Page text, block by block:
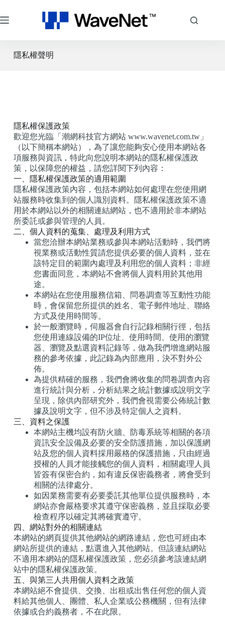
隱私權聲明
隱私權保護政策
歡迎您光臨「潮網科技官方網站 www.wavenet.com.tw」
（以下簡稱本網站），為了讓您能夠安心使用本網站各
項服務與資訊，特此向您說明本網站的隱私權保護政
策，以保障您的權益，請您詳閱下列內容：
一、隱私權保護政策的適用範圍
隱私權保護政策內容，包括本網站如何處理在您使用網
站服務時收集到的個人識別資料。隱私權保護政策不適
用於本網站以外的相關連結網站，也不適用於非本網站
所委託或參與管理的人員。
二、個人資料的蒐集、處理及利用方式
當您洽辦本網站業務或參與本網站活動時，我們將
視業務或活動性質請您提供必要的個人資料，並在
該特定目的範圍內處理及利用您的個人資料；非經
您書面同意，本網站不會將個人資料用於其他用
途。
本網站在您使用服務信箱、問卷調查等互動性功能
時，會保留您所提供的姓名、電子郵件地址、聯絡
方式及使用時間等。
於一般瀏覽時，伺服器會自行記錄相關行徑，包括
您使用連線設備的IP位址、使用時間、使用的瀏覽
器、瀏覽及點選資料記錄等，做為我們增進網站服
務的參考依據，此記錄為內部應用，決不對外公
佈。
為提供精確的服務，我們會將收集的問卷調查內容
進行統計與分析，分析結果之統計數據或說明文字
呈現，除供內部研究外，我們會視需要公佈統計數
據及說明文字，但不涉及特定個人之資料。
三、資料之保護
本網站主機均設有防火牆、防毒系統等相關的各項
資訊安全設備及必要的安全防護措施，加以保護網
站及您的個人資料採用嚴格的保護措施，只由經過
授權的人員才能接觸您的個人資料，相關處理人員
皆簽有保密合約，如有違反保密義務者，將會受到
相關的法律處分。
如因業務需要有必要委託其他單位提供服務時，本
網站亦會嚴格要求其遵守保密義務，並且採取必要
檢查程序以確定其將確實遵守。
四、網站對外的相關連結
本網站的網頁提供其他網站的網路連結，您也可經由本
網站所提供的連結，點選進入其他網站。但該連結網站
不適用本網站的隱私權保護政策，您必須參考該連結網
站中的隱私權保護政策。
五、與第三人共用個人資料之政策
本網站絕不會提供、交換、出租或出售任何您的個人資
料給其他個人、團體、私人企業或公務機關，但有法律
依據或合約義務者，不在此限。